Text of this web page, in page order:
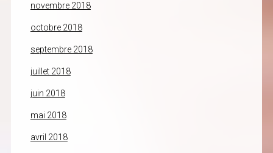
novembre 2018
octobre 2018
septembre 2018
juillet 2018
juin 2018
mai 2018
avril 2018